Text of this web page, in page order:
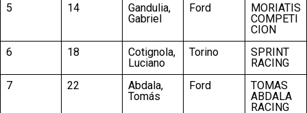
5
14
Gandulia,
Gabriel
Ford
MORIATIS
COMPETI
CION
6
18
Cotignola,
Luciano
Torino
SPRINT
RACING
7
22
Abdala,
Tomás
Ford
TOMAS
ABDALA
RACING